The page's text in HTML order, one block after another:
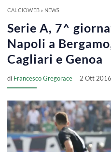
CALCIOWEB» NEWS
Serie A, 7^
Napoli a
Cagliari e Genoa
di Francesco Gregorace 2 Ott